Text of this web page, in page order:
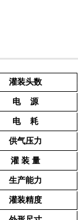
灌装头数
电 源
电 耗
供气压力
灌 装 量
生产能力
灌装精度